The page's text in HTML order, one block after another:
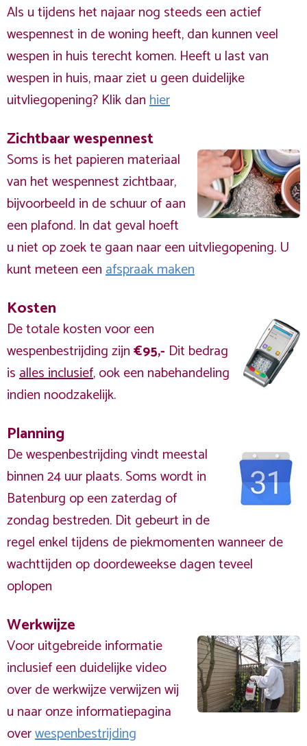
Als u tijdens het najaar nog steeds een actief
wespennest in de woning heeft, dan kunnen veel
wespen in huis terecht komen. Heeft u last van
wespen in huis, maar ziet u geen duidelijke
uitvliegopening? Klik danhier
Zichtbaar wespennest
Soms is het papieren materiaal
van het wespennest zichtbaar,
bijvoorbeeld in de schuur of aan
een plafond. In dat geval hoeft
u niet op zoek te gaan naar een uitvliegopening. U
kunt meteen eenafspraak maken
Kosten
De totale kosten voor een
wespenbestrijding zijn€95,- Dit bedrag
isalles inclusief, ook een nabehandeling
indien noodzakelijk.
Planning
De wespenbestrijding vindt meestal
binnen 24 uur plaats. Soms wordt in
Batenburg op een zaterdag of
zondag bestreden. Dit gebeurt in de
regel enkel tijdens de piekmomenten wanneer de
wachttijden op doordeweekse dagen teveel
oplopen
Werkwijze
Voor uitgebreide informatie
inclusief een duidelijke video
over de werkwijze verwijzen wij
u naar onze informatiepagina
overwespenbestrijding